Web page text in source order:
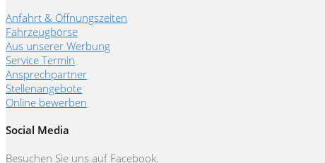
Anfahrt & Öffnungszeiten
Fahrzeugbörse
Aus unserer Werbung
Service Termin
Ansprechpartner
Stellenangebote
Online bewerben
Social Media
Besuchen Sie uns auf Facebook.